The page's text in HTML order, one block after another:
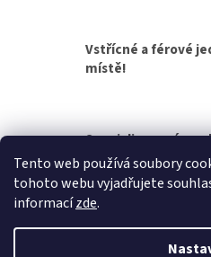
Tento web používá soubory
tohoto webu vyjadřujete
informacízde.
k
p
i
s
u
Vstřícné a férové
místě!
Specializovaná